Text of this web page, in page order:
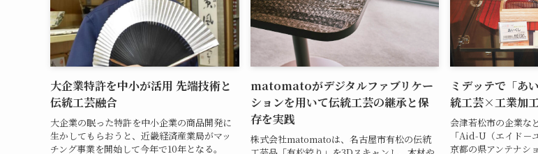
大企業特許を中小が活用 先端技術と
伝統工芸融合
大企業の眠った特許を中小企業の商品開発に
生かしてもらおうと、近畿経済産業局がマッ
チング事業を開始して今年で10年となる。
matomatoがデジタルファブリケー
ションを用いて伝統工芸の継承と保
存を実践
株式会社matomatoは、名古屋市有松の伝統
ミデッテで「あ
統工芸×工業加
会津若松市の企業な
「Aid-U（エイド－
京都の県アンテナシ